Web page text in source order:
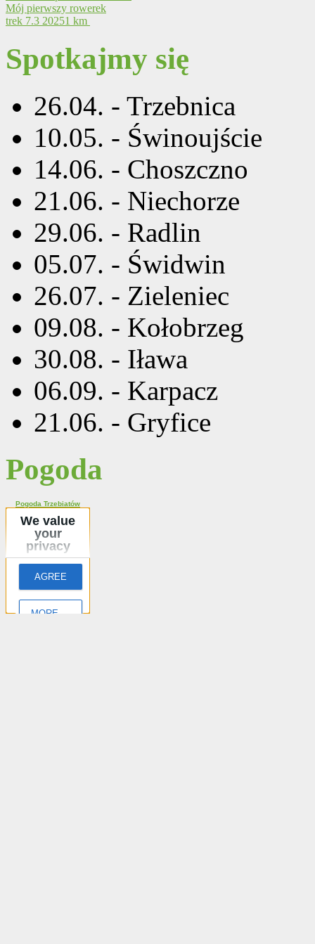
Mój pierwszy rowerek
trek 7.3 20251 km
Spotkajmy się
26.04. - Trzebnica
10.05. - Świnoujście
14.06. - Choszczno
21.06. - Niechorze
29.06. - Radlin
05.07. - Świdwin
26.07. - Zieleniec
09.08. - Kołobrzeg
30.08. - Iława
06.09. - Karpacz
21.06. - Gryfice
Pogoda
Pogoda Trzebiatów